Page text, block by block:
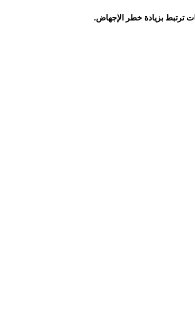
ترتبط بزيادة خطر الإجهاض.